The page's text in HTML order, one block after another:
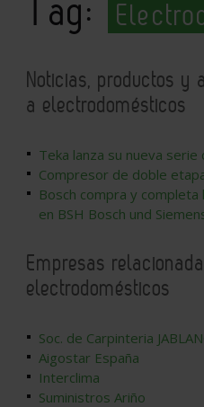
Tag:
Noticias, productos y
a electrodomésticos
Teka lanza su nueva serie
Compresor de doble
Bosch compra y completa
en BSH Bosch und
Empresas
electrodomésticos
Soc. de Carpinteria
Aigostar España
Interclima
Suministros Ariño